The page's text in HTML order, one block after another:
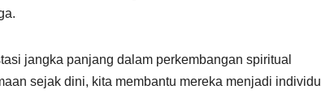
jangka panjang dalam perkembangan spiritual
sejak dini, kita membantu mereka menjadi individu